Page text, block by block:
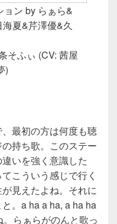
ョン by らぁら&
夏&芹澤優&久
そふぃ (CV: 茜屋
)
最初の方は何度も聴
持ち歌。このステー
いを強く意識した
こういう感じで行く
見えたよね。それに
。a ha a ha, a ha ha
らぁらがのんと歌っ